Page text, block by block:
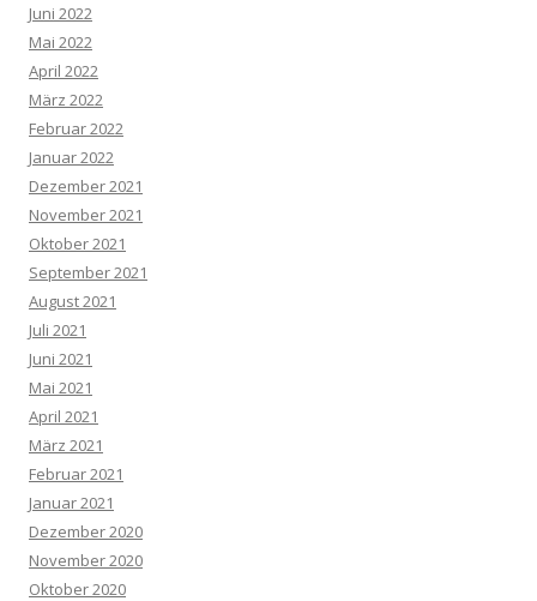
Juni 2022
Mai 2022
April 2022
März 2022
Februar 2022
Januar 2022
Dezember 2021
November 2021
Oktober 2021
September 2021
August 2021
Juli 2021
Juni 2021
Mai 2021
April 2021
März 2021
Februar 2021
Januar 2021
Dezember 2020
November 2020
Oktober 2020